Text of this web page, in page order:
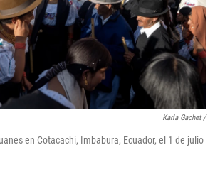
Karla Gachet/
en Cotacachi, Imbabura, Ecuador, el 1 de julio